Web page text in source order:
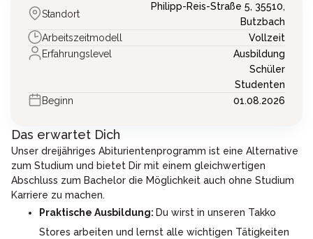
Standort
Philipp-Reis-Straße 5, 35510,
Butzbach
Arbeitszeitmodell
Vollzeit
Erfahrungslevel
Ausbildung
Schüler
Studenten
Beginn
01.08.2026
Das erwartet Dich
Unser dreijähriges Abiturientenprogramm ist eine Alternative
zum Studium und bietet Dir mit einem gleichwertigen
Abschluss zum Bachelor die Möglichkeit auch ohne Studium
Karriere zu machen.
Praktische Ausbildung: Du wirst in unseren Takko
Stores arbeiten und lernst alle wichtigen Tätigkeiten